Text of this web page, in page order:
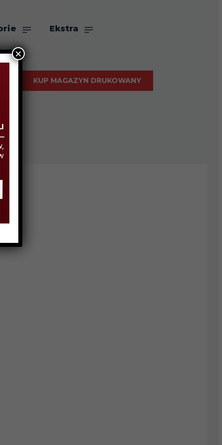
Ekstra
KUP MAGAZYN DRUKOWANY
×